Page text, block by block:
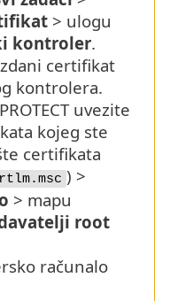
> ulogu
kontroler.
certifikat
kontrolera.
uvezite
kojeg ste
certifikata
) >
> mapu
root
računalo